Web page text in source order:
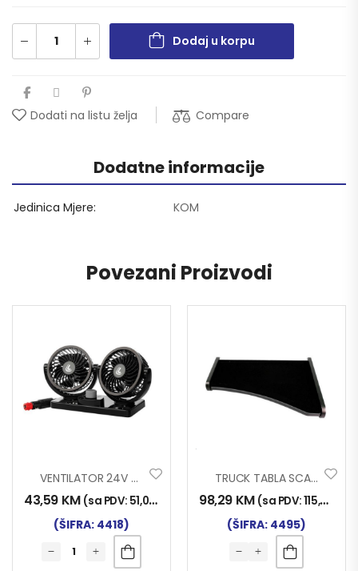
Dodaj u korpu
Dodati na listu želja Compare
Dodatne informacije
Jedinica Mjere KOM
Povezani Proizvodi
VENTILATOR 24V TWIN AIR
43,59 KM (sa PDV: 51,00
(ŠIFRA: 4418)
TRUCK TABLA SCANIA L SERIE 4 95>04
98,29 KM (sa PDV:115,00
(ŠIFRA: 4495)